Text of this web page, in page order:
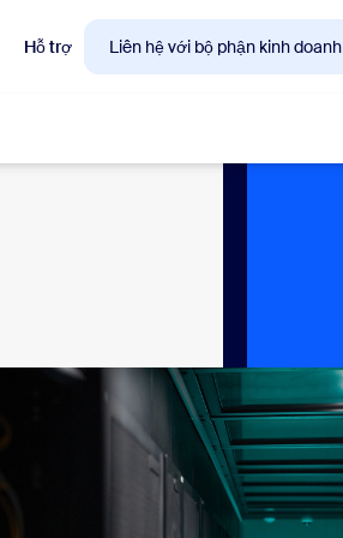
Hỗ trợ Liên hệ với bộ phận kinh doanh
Rooms
Thông tin trải nghiệm khách hàng